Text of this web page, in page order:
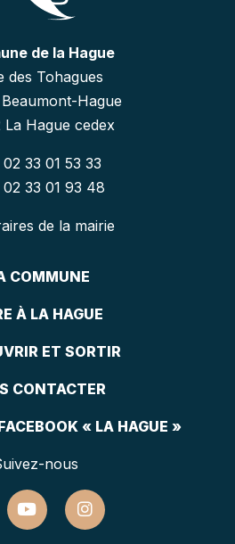
de la Hague
des Tohagues
Beaumont-Hague
Hague cedex
02 33 01 53 33
02 33 01 93 48
de la mairie
COMMUNE
À LA HAGUE
ET SORTIR
CONTACTER
« LA HAGUE »
nous